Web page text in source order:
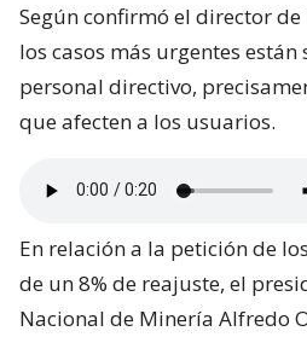
Según confirmó el director
los casos más urgentes
personal directivo,
que afecten a los usuarios.
En relación a la petición de
de un 8% de reajuste, el
Nacional de Minería Alfredo